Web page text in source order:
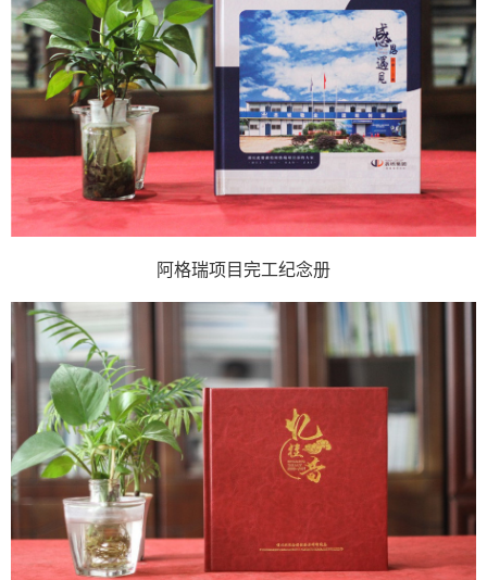
阿格瑞项目完工纪念册